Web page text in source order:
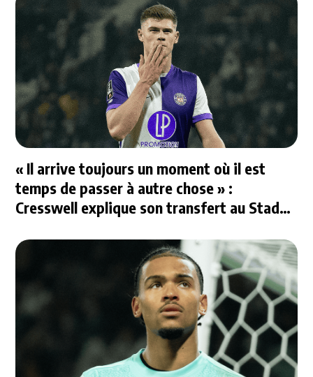
« Il arrive toujours un moment où il est
temps de passer à autre chose » :
Cresswell explique son transfert au Stade